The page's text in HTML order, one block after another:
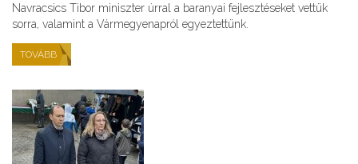
Navracsics Tibor miniszter úrral a baranyai fejlesztéseket vettük
sorra, valamint a Vármegyenapról egyeztettünk.
TOVÁBB